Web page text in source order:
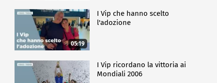
05:19
I Vip che hanno scelto
l'adozione
I Vip ricordano la vittoria ai
Mondiali 2006